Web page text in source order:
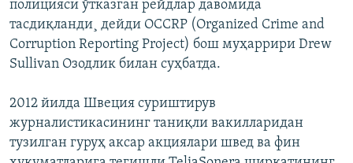
полицияси ўтказган рейдлар давомида
тасдиқланди¸ дейди OCCRP (Organized Crime and
Corruption Reporting Project) бош муҳаррири Drew
Sullivan Озодлик билан суҳбатда.
2012 йилда Швеция суриштирув
журналистикасининг таниқли вакилларидан
тузилган гуруҳ аксар акциялари швед ва фин